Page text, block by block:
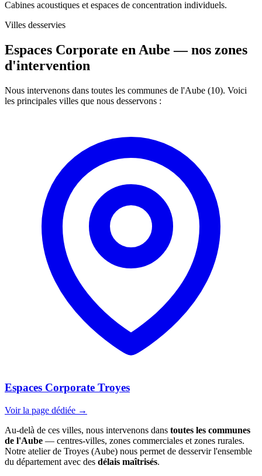
Cabines acoustiques et espaces de concentration individuels.
Villes desservies
Espaces Corporate en Aube —nos zones
d'intervention
Nous intervenons dans toutes les communes de l'Aube (10). Voici
les principales villes que nous desservons :
Espaces Corporate Troyes
Voir la page dédiée →
Au-delà de ces villes, nous intervenons dans toutes les communes
de l'Aube — centres-villes, zones commerciales et zones rurales.
Notre atelier de Troyes (Aube) nous permet de desservir l'ensemble
du département avec des délais maîtrisés.